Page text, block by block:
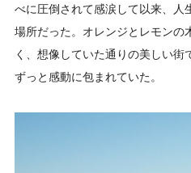
べに圧倒されて感涙して以来、人
場所だった。オレンジとレモンの
く、想像していた通りの美しい
ずっと感動に包まれていた。